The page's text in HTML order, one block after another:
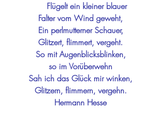
Flügelt ein kleiner blauer
Falter vom Wind geweht,
Ein perlmutterner Schauer,
Glitzert, flimmert, vergeht.
So mit Augenblicksblinken,
so im Vorüberwehn
Sah ich das Glück mir winken,
Glitzern, flimmern, vergehn.
Hermann Hesse